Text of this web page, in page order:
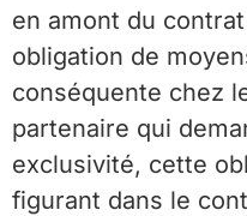
en amont du
obligation de
conséquente chez
partenaire qui
exclusivité, cette
figurant dans le